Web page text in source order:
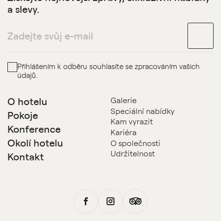
O hotelu
Pokoje
Konference
Okolí hotelu
Kontakt
Galerie
Speciální nabídky
Kam vyrazit
Kariéra
O společnosti
Udržitelnost
a slevy.
Přihlášením k odběru souhlasíte se zpracováním vašich
údajů.